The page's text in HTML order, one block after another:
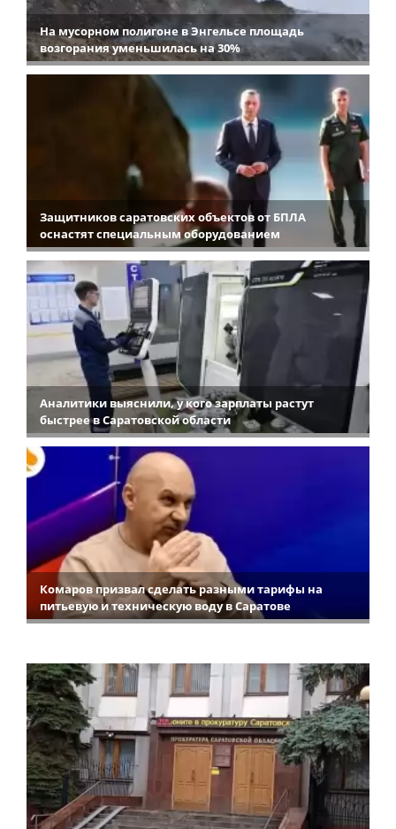
На мусорном полигоне в Энгельсе площадь
возгорания уменьшилась на 30%
Защитников саратовских объектов от БПЛА
оснастят специальным оборудованием
Аналитики выяснили, у кого зарплаты растут
быстрее в Саратовской области
Комаров призвал сделать разными тарифы на
питьевую и техническую воду в Саратове